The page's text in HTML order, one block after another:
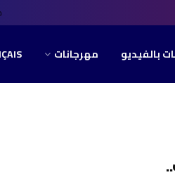
بالفيديو مهرجانات